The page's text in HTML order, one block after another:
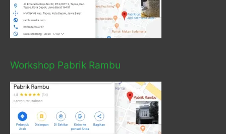
Workshop Pabrik Rambu